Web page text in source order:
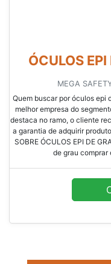
ÓCULOS
MEGA
Quem buscar por óculos epi
melhor empresa do
destaca no ramo, o cliente
a garantia de adquirir
SOBRE ÓCULOS EPI DE
de grau comprar